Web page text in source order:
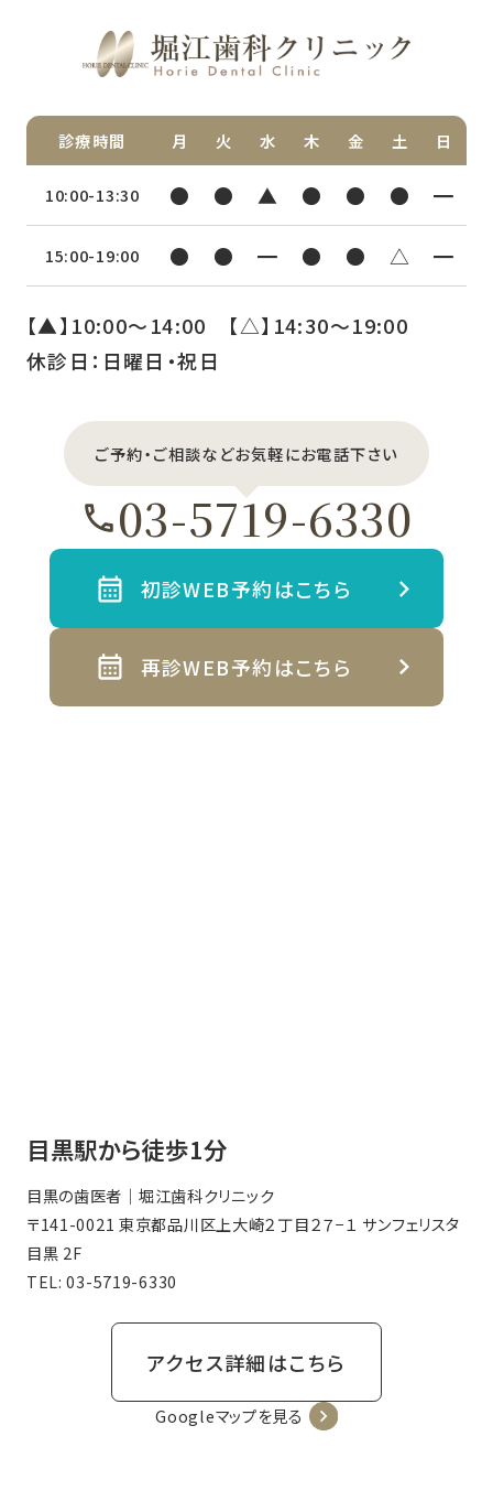
診療時間 月 火 水 木 金 土 日
10:00-13:30 ● ● ▲ ● ● ● ━
15:00-19:00 ● ● ━ ● ● △ ━
【▲】10:00〜14:00 【△】14:30〜19:00
休診日：日曜日・祝日
ご予約・ご相談などお気軽にお電話下さい
03-5719-6330
初診WEB予約はこちら
再診WEB予約はこちら
目黒駅から徒歩1分
目黒の歯医者｜堀江歯科クリニック
〒141-0021 東京都品川区上大崎２丁目２７−１ サンフェリスタ
目黒 2F
TEL:03-5719-6330
アクセス詳細はこちら
Googleマップを見る